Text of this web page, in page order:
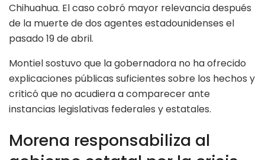
Chihuahua. El caso cobró mayor relevancia después
de la muerte de dos agentes estadounidenses el
pasado 19 de abril.
Montiel sostuvo que la gobernadora no ha ofrecido
explicaciones públicas suficientes sobre los hechos y
criticó que no acudiera a comparecer ante
instancias legislativas federales y estatales.
Morena responsabiliza al